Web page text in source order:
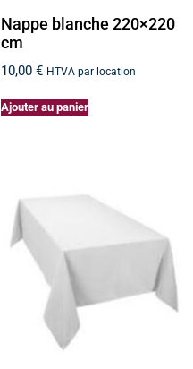
Nappe blanche 220×220
cm
10,00 € HTVA par location
Ajouter au panier